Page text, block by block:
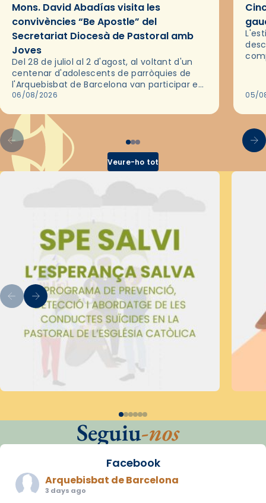
Mons. David Abadías visita les
convivències “Be Apostle” del
Secretariat Diocesà de Pastoral amb
Joves
Del 28 de juliol al 2 d'agost, al voltant d'un
centenar d'adolescents de parròquies de
l'Arquebisbat de Barcelona van participar en
les convivències Be Apostle, organitzades
06/08/2026 05/
Veure-ho tot
Seguiu-nos
Facebook
Arquebisbat de Barcelona
3 days ago